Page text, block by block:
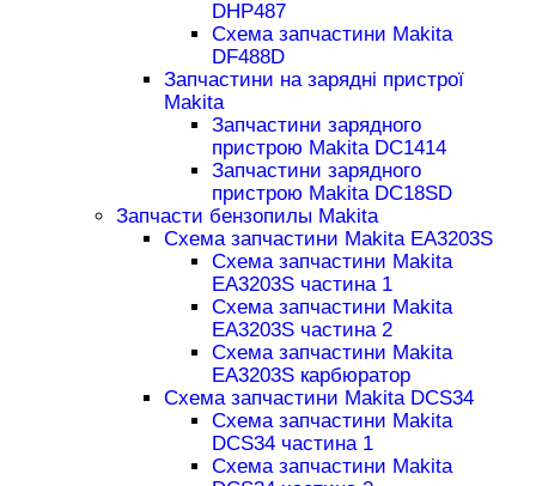
DHP487
Схема запчастини Makita
DF488D
Запчастини на зарядні пристрої
Makita
Запчастини зарядного
пристрою Makita DC1414
Запчастини зарядного
пристрою Makita DC18SD
Запчасти бензопилы Makita
Схема запчастини Makita EA3203S
Схема запчастини Makita
EA3203S частина 1
Схема запчастини Makita
EA3203S частина 2
Схема запчастини Makita
EA3203S карбюратор
Схема запчастини Makita DCS34
Схема запчастини Makita
DCS34 частина 1
Схема запчастини Makita